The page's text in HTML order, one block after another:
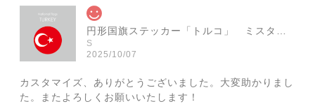
円形国旗ステッカー「トルコ」 ミスターシールオリジナル 世界各国 国旗シール おしゃれ円型 旅行 おみやげ プレゼント ステッカーチューンなどに
S
2025/10/07
カスタマイズ、ありがとうございました。大変助かりまし
た。またよろしくお願いいたします！